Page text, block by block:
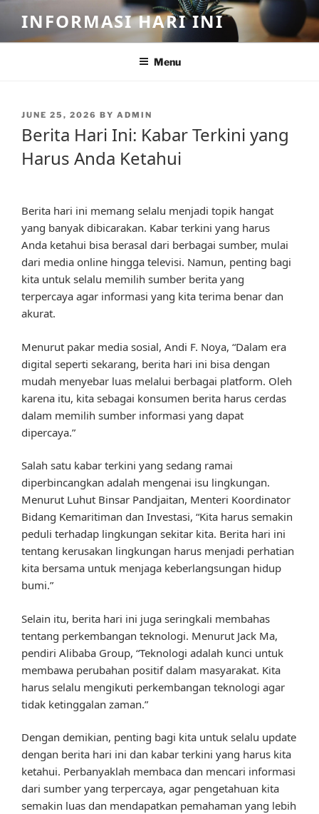
content
INFORMASI HARI INI
Menu
POSTED
JUNE 25, 2026 BY ADMIN
Berita Hari Ini: Kabar Terkini yang
Harus Anda Ketahui
Berita hari ini memang selalu menjadi topik hangat
yang banyak dibicarakan. Kabar terkini yang harus
Anda ketahui bisa berasal dari berbagai sumber, mulai
dari media online hingga televisi. Namun, penting bagi
kita untuk selalu memilih sumber berita yang
terpercaya agar informasi yang kita terima benar dan
akurat.
Menurut pakar media sosial, Andi F. Noya, “Dalam era
digital seperti sekarang, berita hari ini bisa dengan
mudah menyebar luas melalui berbagai platform. Oleh
karena itu, kita sebagai konsumen berita harus cerdas
dalam memilih sumber informasi yang dapat
dipercaya.”
Salah satu kabar terkini yang sedang ramai
diperbincangkan adalah mengenai isu lingkungan.
Menurut Luhut Binsar Pandjaitan, Menteri Koordinator
Bidang Kemaritiman dan Investasi, “Kita harus semakin
peduli terhadap lingkungan sekitar kita. Berita hari ini
tentang kerusakan lingkungan harus menjadi perhatian
kita bersama untuk menjaga keberlangsungan hidup
bumi.”
Selain itu, berita hari ini juga seringkali membahas
tentang perkembangan teknologi. Menurut Jack Ma,
pendiri Alibaba Group, “Teknologi adalah kunci untuk
membawa perubahan positif dalam masyarakat. Kita
harus selalu mengikuti perkembangan teknologi agar
tidak ketinggalan zaman.”
Dengan demikian, penting bagi kita untuk selalu update
dengan berita hari ini dan kabar terkini yang harus kita
ketahui. Perbanyaklah membaca dan mencari informasi
dari sumber yang terpercaya, agar pengetahuan kita
semakin luas dan mendapatkan pemahaman yang lebih